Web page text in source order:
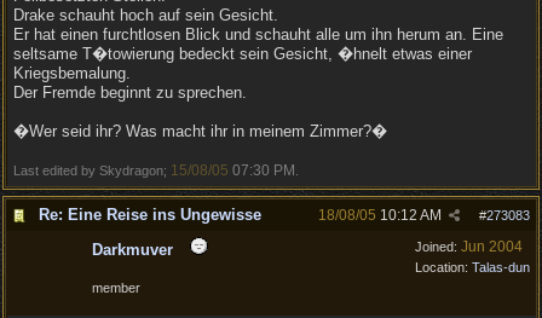
Drake schauht hoch auf sein Gesicht.
Er hat einen furchtlosen Blick und schauht alle um ihn herum an. Eine
seltsame T�towierung bedeckt sein Gesicht, �hnelt etwas einer
Kriegsbemalung.
Der Fremde beginnt zu sprechen.
�Wer seid ihr? Was macht ihr in meinem Zimmer?�
Last edited by Skydragon; 15/08/05 07:30 PM
Re: Eine Reise ins Ungewisse #273083
18/08/05 10:12 AM
Joined: Jun 2004
Location: Talas-dun
Darkmuver
member